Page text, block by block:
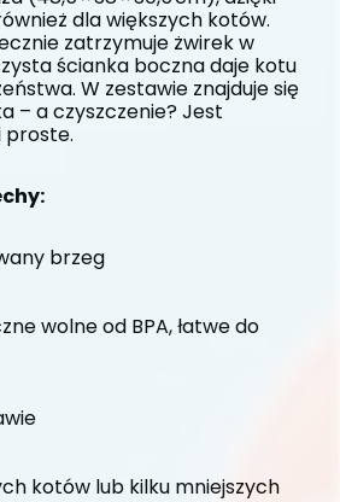
dla większych kotów.
zatrzymuje żwirek w
ścianka boczna daje kotu
W zestawie znajduje się
– a czyszczenie? Jest
proste.
brzeg
wolne od BPA, łatwe do
kotów lub kilku mniejszych